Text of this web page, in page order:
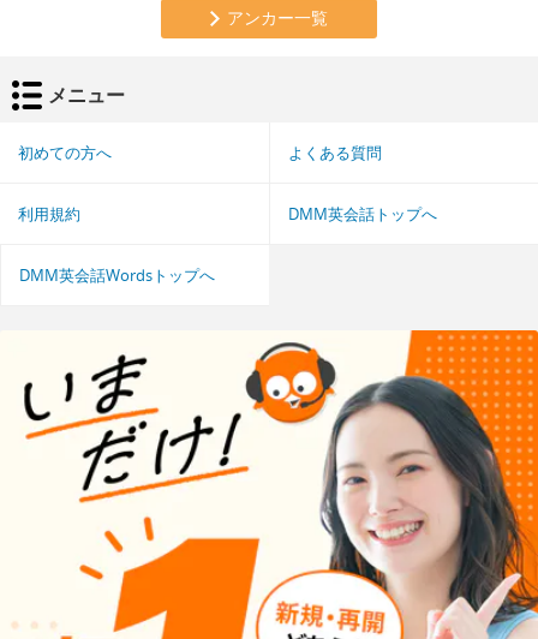
アンカー一覧
メニュー
初めての方へ よくある質問
利用規約 DMM英会話トップへ
DMM英会話Wordsトップへ